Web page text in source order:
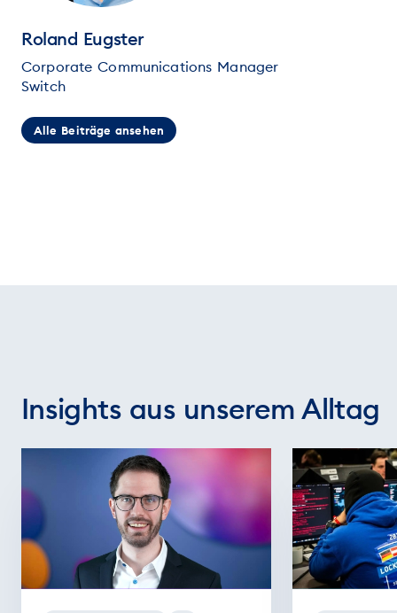
Roland Eugster
Corporate Communications Manager
Switch
Alle Beiträge ansehen
Insights aus unserem Alltag